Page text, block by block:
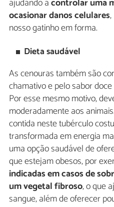
ocasionar danos celulares
nosso gatinho em forma.
Dieta saudável
As cenouras também são
chamativo e pelo sabor
Por esse mesmo motivo,
moderadamente aos
contida neste tubérculo
transformada em energia
uma opção saudável de
que estejam obesos, por
indicadas em casos de
um vegetal fibroso, o que
sangue, além de oferecer